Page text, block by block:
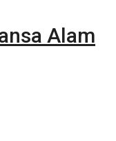
Alam